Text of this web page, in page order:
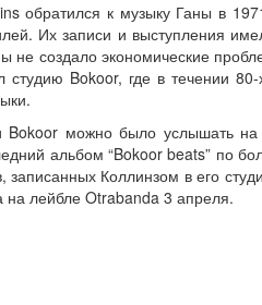
обратился к музыку Ганы в
Их записи и выступления
не создало экономические
студию Bokoor, где в течении
Bokoor можно было услышать
альбом “Bokoor beats” по
записанных Коллинзом в его
лейбле Otrabanda 3 апреля.